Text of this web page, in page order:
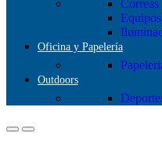
Oficina y Papelería
Outdoors